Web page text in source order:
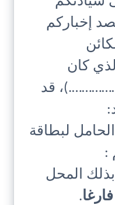
إخباركم
كان
قد
لبطاقة
:
المحل
فارغا.